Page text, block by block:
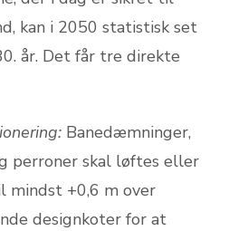
kan i 2050 statistisk set
år. Det får tre direkte
Banedæmninger,
perroner skal løftes eller
mindst +0,6 m over
designkot­er for at